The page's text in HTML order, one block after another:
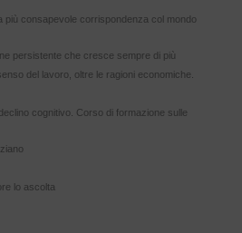
più consapevole corrispondenza col mondo
persistente che cresce sempre di più
del lavoro, oltre le ragioni economiche.
cognitivo. Corso di formazione sulle
lo ascolta